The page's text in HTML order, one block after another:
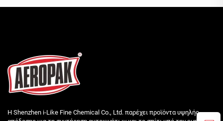
Η Shenzhen i-Like Fine Chemical Co., Ltd. παρέχει προϊόντα υψηλής